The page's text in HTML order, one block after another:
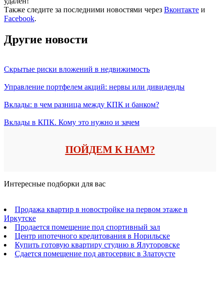
Также следите за последними новостями через Вконтакте и
Facebook.
Другие новости
Скрытые риски вложений в недвижимость
Управление портфелем акций: нервы или дивиденды
Вклады: в чем разница между КПК и банком?
Вклады в КПК. Кому это нужно и зачем
ПОЙДЕМ К НАМ?
Интересные подборки для вас
Продажа квартир в новостройке на первом этаже в
Иркутске
Продается помещение под спортивный зал
Центр ипотечного кредитования в Норильске
Купить готовую квартиру студию в Ялуторовске
Сдается помещение под автосервис в Златоусте